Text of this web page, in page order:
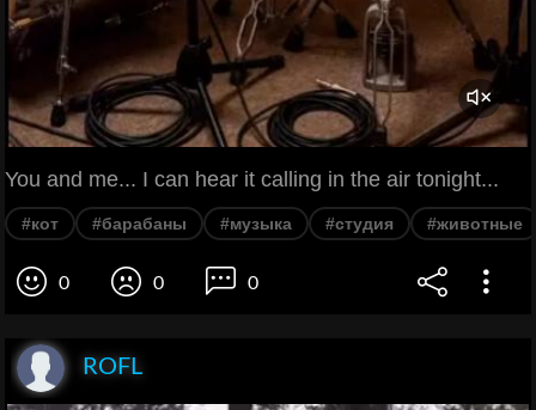
You and me... I can hear it calling in the air tonight...
#кот #барабаны #музыка #студия #животные
0 0 0
ROFL